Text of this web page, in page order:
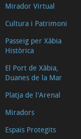
Mirador Virtual
Cultura i Patrimoni
Passeig per Xàbia
Històrica
El Port de Xàbia,
Duanes de la Mar
Platja de l'Arenal
Miradors
Espais Protegits